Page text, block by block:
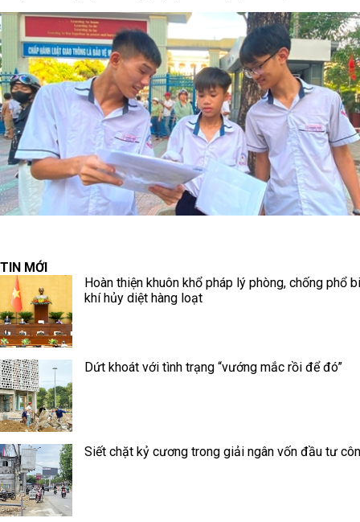
TIN MỚI
Hoàn thiện khuôn khổ pháp lý phòng, chống phổ
khí hủy diệt hàng loạt
Dứt khoát với tình trạng “vướng mắc rồi để đó”
Siết chặt kỷ cương trong giải ngân vốn đầu tư